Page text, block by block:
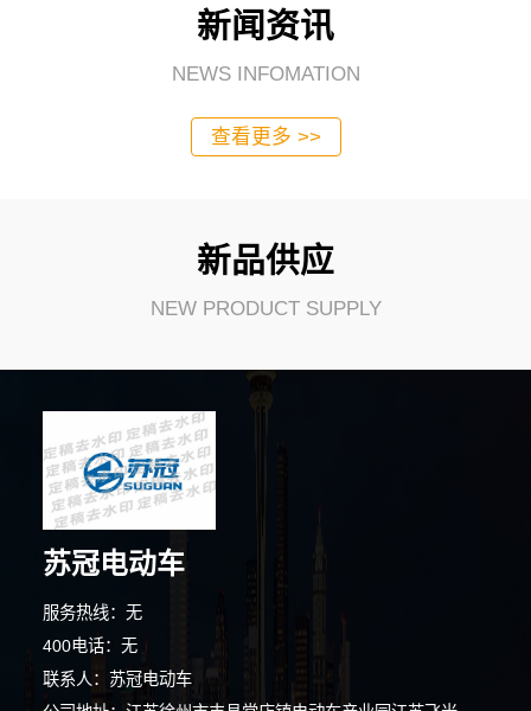
新闻资讯
NEWS INFOMATION
查看更多 >>
新品供应
NEW PRODUCT SUPPLY
苏冠电动车
服务热线：无
400电话：无
联系人：苏冠电动车
8分钟前 胡女士 正在咨询
10分钟前 廖女士 正在咨询